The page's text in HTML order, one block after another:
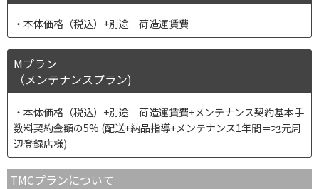
本体価格（税込）+別途 荷造運賃費
Mプラン
（メンテナンスプラン)
本体価格（税込）+別途 荷造運賃費+メンテナンス契約基本手
数料契約金額の5% (配送+納品指導+メンテナンス1年間＝地元周
辺登録店様)
TMCプランについて